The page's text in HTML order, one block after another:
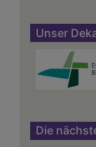
Unser
Die